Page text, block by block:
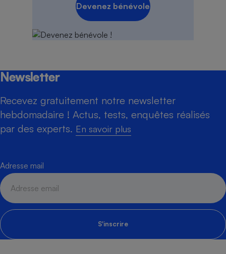
Devenez bénévole
Newsletter
Recevez gratuitement notre newsletter
hebdomadaire ! Actus, tests, enquêtes réalisés
par des experts. En savoir plus
Adresse mail
S'inscrire